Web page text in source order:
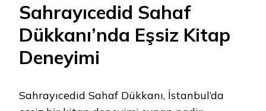
Sahrayıcedid Sahaf
Dükkanı’nda Eşsiz Kitap
Deneyimi
Sahrayıcedid Sahaf Dükkanı, İstanbul’da